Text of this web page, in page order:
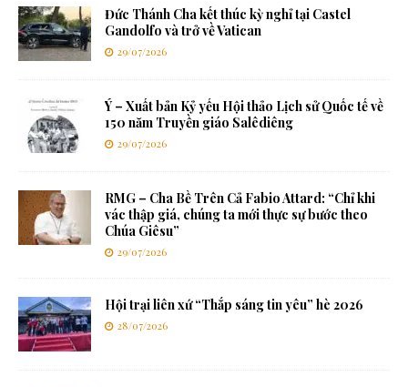
Đức Thánh Cha kết thúc kỳ nghỉ tại Castel
Gandolfo và trở về Vatican
29/07/2026
Ý – Xuất bản Kỷ yếu Hội thảo Lịch sử Quốc tế về
150 năm Truyền giáo Salêdiêng
29/07/2026
RMG – Cha Bề Trên Cả Fabio Attard: “Chỉ khi
vác thập giá, chúng ta mới thực sự bước theo
Chúa Giêsu”
29/07/2026
Hội trại liên xứ “Thắp sáng tin yêu” hè 2026
28/07/2026